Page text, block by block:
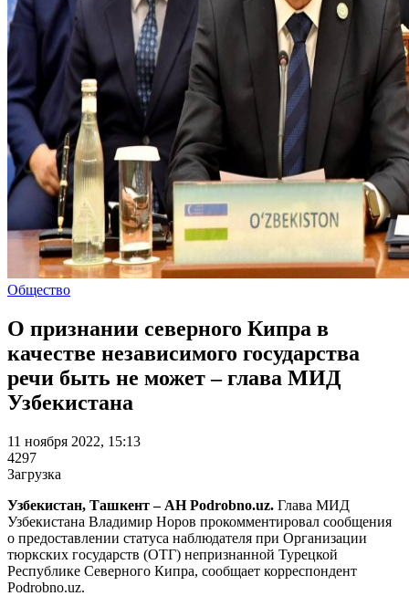
Общество
О признании северного Кипра в
качестве независимого государства
речи быть не может – глава МИД
Узбекистана
11 ноября 2022, 15:13
4297
Загрузка
Узбекистан, Ташкент – АН Podrobno.uz. Глава МИД
Узбекистана Владимир Норов прокомментировал сообщения
о предоставлении статуса наблюдателя при Организации
тюркских государств (ОТГ) непризнанной Турецкой
Республике Северного Кипра, сообщает корреспондент
Podrobno.uz.